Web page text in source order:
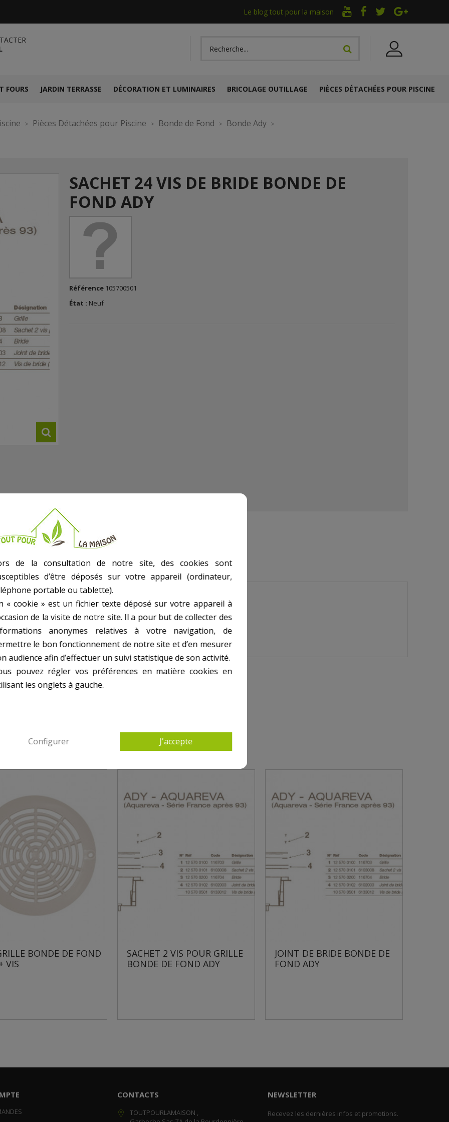
Le blog tout pour la maison
FOURS JARDIN TERRASSE DÉCORATION ET LUMINAIRES BRICOLAGE OUTILLAGE PIÈCES DÉTACHÉES POUR PISCINE
Pièces Détachées pour Piscine Bonde de Fond Bonde Ady
SACHET 24 VIS DE BRIDE BONDE DE
FOND ADY
Référence 105700501
État : Neuf
série France après 93).
DE FOND
SACHET 2 VIS POUR GRILLE
BONDE DE FOND ADY
JOINT DE BRIDE BONDE DE
FOND ADY
CONTACTS
TOUTPOURLAMAISON ,
NEWSLETTER
Recevez les dernières infos et promotions.
de la consultation de notre site, des cookies sont
d’être déposés sur votre appareil (ordinateur,
portable ou tablette).
« cookie » est un fichier texte déposé sur votre appareil à
de la visite de notre site. Il a pour but de collecter des
anonymes relatives à votre navigation, de
le bon fonctionnement de notre site et d’en mesurer
audience afin d’effectuer un suivi statistique de son activité.
pouvez régler vos préférences en matière cookies en
les onglets à gauche.
Configurer J'accepte